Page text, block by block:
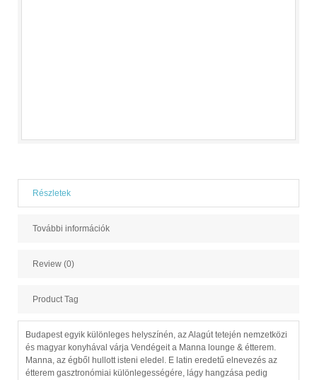
Részletek
További információk
Review (0)
Product Tag
Budapest egyik különleges helyszínén, az Alagút tetején nemzetközi
és magyar konyhával várja Vendégeit a Manna lounge & étterem.
Manna, az égből hullott isteni eledel. E latin eredetű elnevezés az
étterem gasztronómiai különlegességére, lágy hangzása pedig